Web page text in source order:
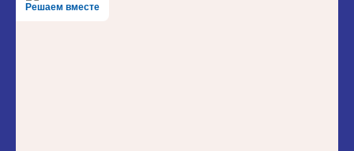
Решаем вместе